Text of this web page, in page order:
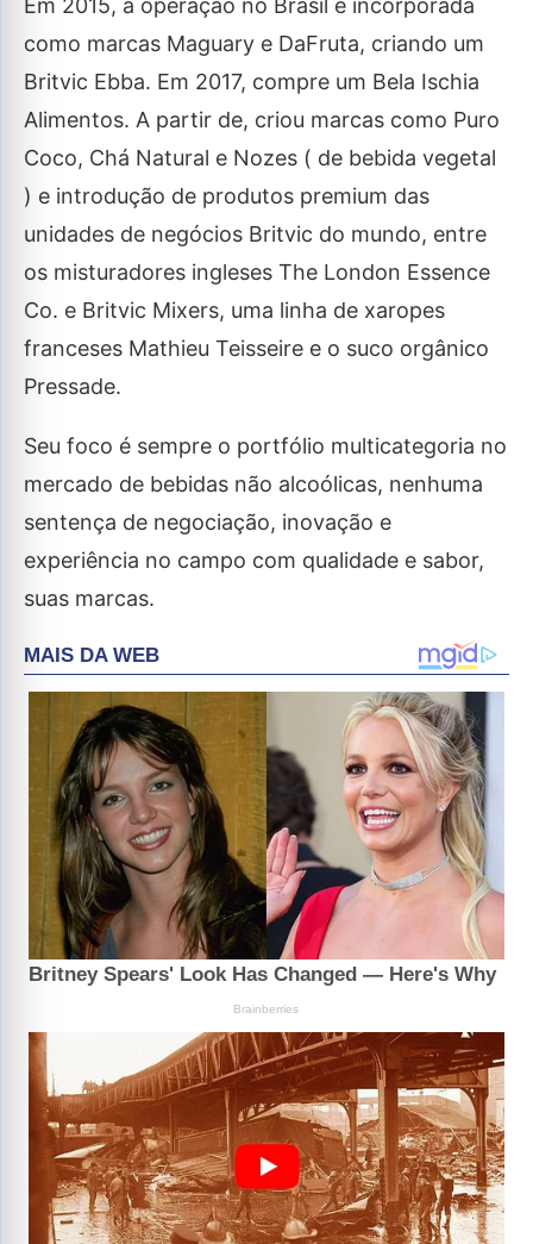
Em 2015, a operação no Brasil é incorporada
como marcas Maguary e DaFruta, criando um
Britvic Ebba. Em 2017, compre um Bela Ischia
Alimentos. A partir de, criou marcas como Puro
Coco, Chá Natural e Nozes ( de bebida vegetal
) e introdução de produtos premium das
unidades de negócios Britvic do mundo, entre
os misturadores ingleses The London Essence
Co. e Britvic Mixers, uma linha de xaropes
franceses Mathieu Teisseire e o suco orgânico
Pressade.
Seu foco é sempre o portfólio multicategoria no
mercado de bebidas não alcoólicas, nenhuma
sentença de negociação, inovação e
experiência no campo com qualidade e sabor,
suas marcas.